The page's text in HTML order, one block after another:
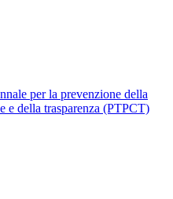
per la prevenzione della
e della trasparenza (PTPCT)